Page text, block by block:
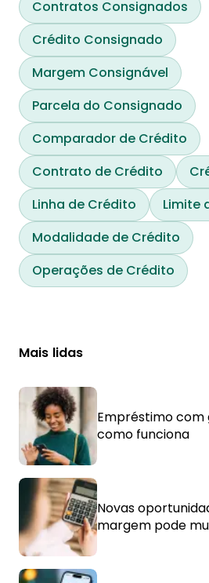
Contratos Consignados
Crédito Consignado
Margem Consignável
Parcela do Consignado
Comparador de Crédito
Contrato de Crédito
Linha de Crédito
Limite
Modalidade de Crédito
Operações de Crédito
Mais lidas
Empréstimo com
como funciona
Novas
margem pode